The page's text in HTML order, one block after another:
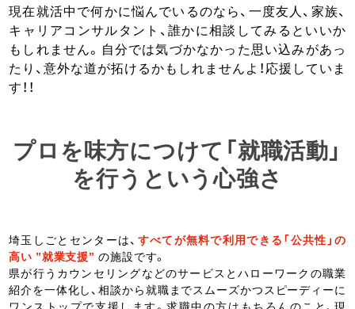
現在就活中で何かに悩んでいるのなら、一度友人、家族、
キャリアコンサルタント、誰かに相談してみるといいか
もしれません。自分では気づかなかった思い込みがあっ
たり、意外な道が拓けるかもしれませんよ！応援していま
す！！
プロを味方につけて「就職活動」
を行うという心強さ
埼玉しごとセンターは、 すべてが無料で利用できる「公共性」の
高い ”就業支援” の施設です。
県が行うカウンセリングなどのサービスとハローワークの職業
紹介を一体化し、相談から就職までスムーズかつスピーディーに
ワンストップで支援します。求職中の方はもちろんのこと、現